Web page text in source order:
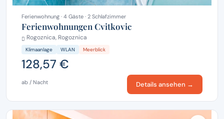
Ferienwohnung · 4 Gäste · 2 Schlafzimmer
Ferienwohnungen Cvitkovic
Rogoznica, Rogoznica
Klimaanlage WLAN Meerblick
128,57 €
ab / Nacht Details ansehen →